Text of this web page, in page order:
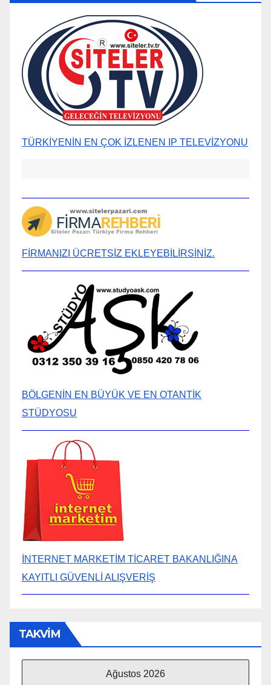
TÜRKİYENİN EN ÇOK İZLENEN IP TELEVİZYONU
FİRMANIZI ÜCRETSİZ EKLEYEBİLİRSİNİZ.
BÖLGENİN EN BÜYÜK VE EN OTANTİK
STÜDYOSU
İNTERNET MARKETİM TİCARET BAKANLIĞINA
KAYITLI GÜVENLİ ALIŞVERİŞ
TAKVİM
Ağustos 2026